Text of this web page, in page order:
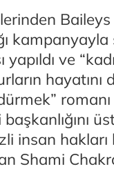
Baileys
ve
hayatını
insan
Shami